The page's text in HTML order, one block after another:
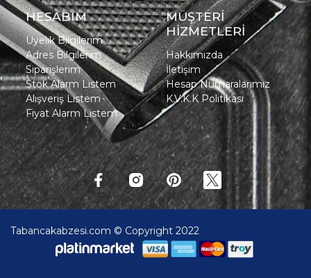
HESABIM
Üyelik Bilgilerim
Adres Bilgilerim
Siparişlerim
Stok Alarm Listem
Alışveriş Listem
Fiyat Alarm Listem
MÜŞTERİ
HİZMETLERİ
Hakkımızda
İletişim
Hesap Numaralarımız
K.V.K.K Politikası
Tabancakabzesi.com © Copyright 2022